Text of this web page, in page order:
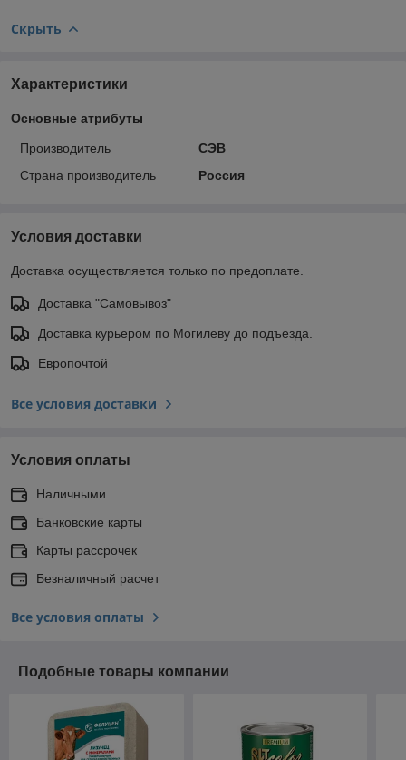
Скрыть
Характеристики
Основные атрибуты
Производитель
СЭВ
Страна производитель
Россия
Условия доставки
Доставка осуществляется только по предоплате.
Доставка "Самовывоз"
Доставка курьером по Могилеву до подъезда.
Европочтой
Все условия доставки
Условия оплаты
Наличными
Банковские карты
Карты рассрочек
Безналичный расчет
Все условия оплаты
Подобные товары компании